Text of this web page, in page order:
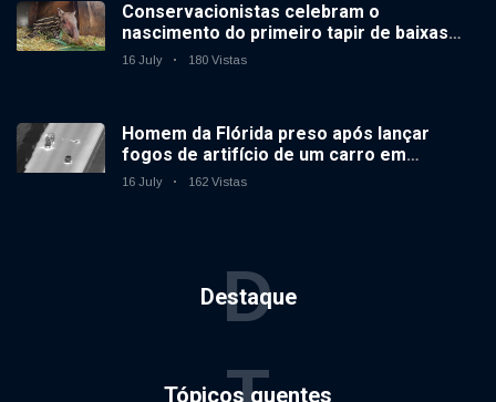
Conservacionistas celebram o
nascimento do primeiro tapir de baixas
terras no zoológico do Reino Unido em 14
16 July 180 Vistas
Homem da Flórida preso após lançar
fogos de artifício de um carro em
movimento
16 July 162 Vistas
Destaque
D
Tópicos quentes